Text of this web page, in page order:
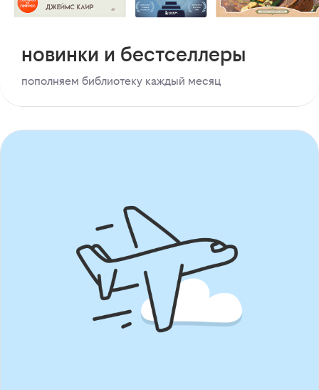
новинки и бестселлеры
пополняем библиотеку каждый месяц